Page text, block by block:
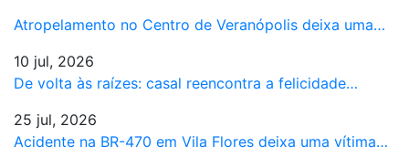
Atropelamento no Centro de Veranópolis deixa uma…
10 jul, 2026
De volta às raízes: casal reencontra a felicidade…
25 jul, 2026
Acidente na BR-470 em Vila Flores deixa uma vítima…